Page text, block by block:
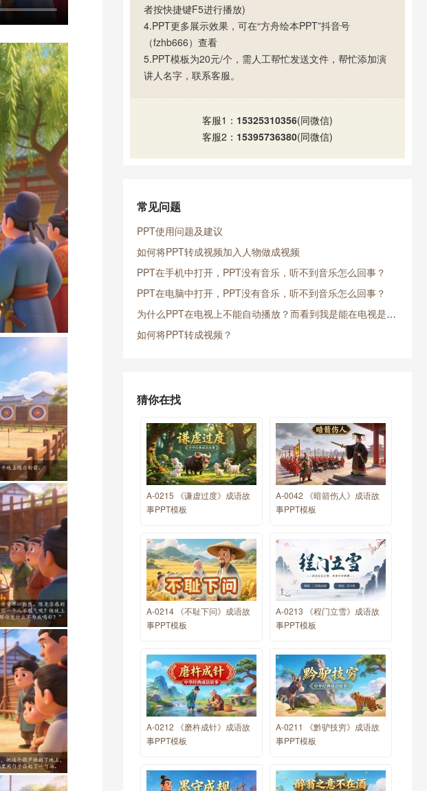
者按快捷键F5进行播放)
4.PPT更多展示效果，可在“方舟绘本PPT”抖音号
（fzhb666）查看
5.PPT模板为20元/个，需人工帮忙发送文件，帮忙添加演
讲人名字，联系客服。
客服1： 15325310356(同微信)
客服2： 15395736380(同微信)
常见问题
PPT使用问题及建议
如何将PPT转成视频加入人物做成视频
PPT在手机中打开，PPT没有音乐，听不到音乐怎么回事？
PPT在电脑中打开，PPT没有音乐，听不到音乐怎么回事？
为什么PPT在电视上不能自动播放？而看到我是能在电视是放映的？
如何将PPT转成视频？
猜你在找
A-0215 《谦虚过度》成语故
事PPT模板
A-0042 《暗箭伤人》成语故
事PPT模板
A-0214 《不耻下问》成语故
事PPT模板
A-0213 《程门立雪》成语故
事PPT模板
A-0212 《磨杵成针》成语故
事PPT模板
A-0211 《黔驴技穷》成语故
事PPT模板